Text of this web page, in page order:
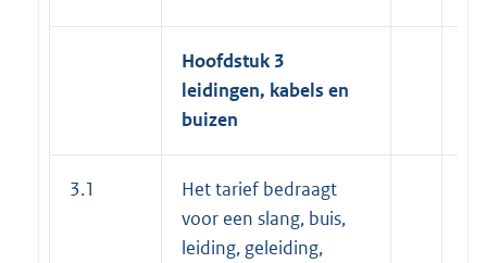
Hoofdstuk 3
leidingen, kabels en
buizen
3.1
Het tarief bedraagt
voor een slang, buis,
leiding, geleiding,